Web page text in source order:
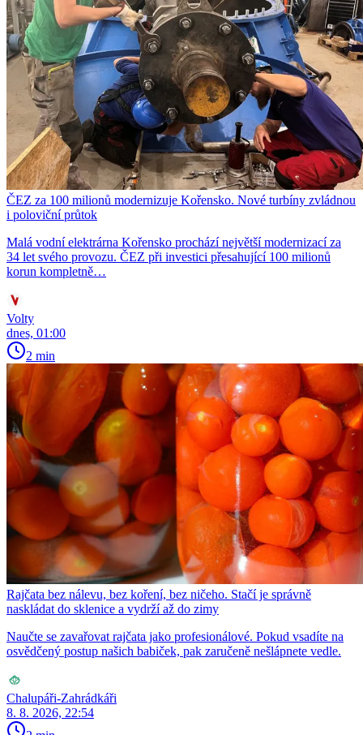
ČEZ za 100 milionů modernizuje Kořensko. Nové turbíny zvládnou
i poloviční průtok
Malá vodní elektrárna Kořensko prochází největší modernizací za
34 let svého provozu. ČEZ při investici přesahující 100 milionů
korun kompletně…
Volty
dnes, 01:00
2 min
Rajčata bez nálevu, bez koření, bez ničeho. Stačí je správně
naskládat do sklenice a vydrží až do zimy
Naučte se zavařovat rajčata jako profesionálové. Pokud vsadíte na
osvědčený postup našich babiček, pak zaručeně nešlápnete vedle.
Chalupáři-Zahrádkáři
8. 8. 2026, 22:54